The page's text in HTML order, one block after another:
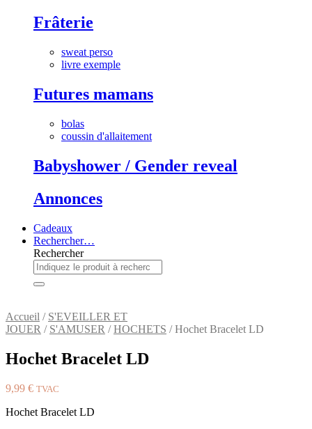
Frâterie
sweat perso
livre exemple
Futures mamans
bolas
coussin d'allaitement
Babyshower / Gender reveal
Annonces
Cadeaux
Rechercher…
Rechercher
Accueil / S'EVEILLER ET
JOUER / S'AMUSER /HOCHETS / Hochet Bracelet LD
Hochet Bracelet LD
9,99 € TVAC
Hochet Bracelet LD